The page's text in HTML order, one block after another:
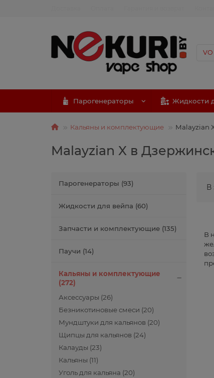
Парогенераторы Жидкости
Кальяны и комплектующие Malayzian
Malayzian X в
Парогенераторы (93)
Жидкости для вейпа (60)
Запчасти и комплектующие (135)
Паучи (14)
Кальяны и комплектующие
(272)
Аксессуары (26)
Безникотиновые смеси (20)
Мундштуки для кальянов (20)
Щипцы для кальянов (24)
Калауды (23)
Кальяны (11)
Уголь для кальяна (20)
В
В